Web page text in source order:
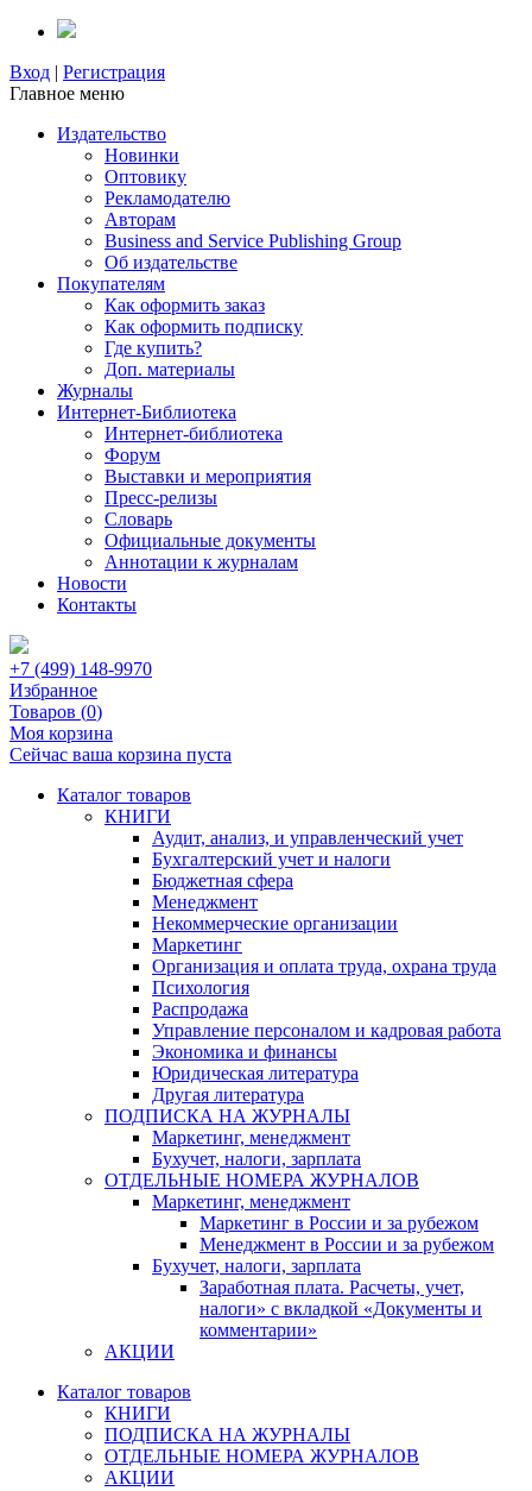
Вход | Регистрация
Главное меню
Издательство
Новинки
Оптовику
Рекламодателю
Авторам
Business and Service Publishing Group
Об издательстве
Покупателям
Как оформить заказ
Как оформить подписку
Где купить?
Доп. материалы
Журналы
Интернет-Библиотека
Интернет-библиотека
Форум
Выставки и мероприятия
Пресс-релизы
Словарь
Официальные документы
Аннотации к журналам
Новости
Контакты
+7 (499) 148-9970
Избранное
Товаров (0)
Моя корзина
Сейчас ваша корзина пуста
Каталог товаров
КНИГИ
Аудит, анализ, и управленческий учет
Бухгалтерский учет и налоги
Бюджетная сфера
Менеджмент
Некоммерческие организации
Маркетинг
Организация и оплата труда, охрана труда
Психология
Распродажа
Управление персоналом и кадровая работа
Экономика и финансы
Юридическая литература
Другая литература
ПОДПИСКА НА ЖУРНАЛЫ
Маркетинг, менеджмент
Бухучет, налоги, зарплата
ОТДЕЛЬНЫЕ НОМЕРА ЖУРНАЛОВ
Маркетинг, менеджмент
Маркетинг в России и за рубежом
Менеджмент в России и за рубежом
Бухучет, налоги, зарплата
Заработная плата. Расчеты, учет,
налоги» с вкладкой «Документы и
комментарии»
АКЦИИ
Каталог товаров
КНИГИ
ПОДПИСКА НА ЖУРНАЛЫ
ОТДЕЛЬНЫЕ НОМЕРА ЖУРНАЛОВ
АКЦИИ